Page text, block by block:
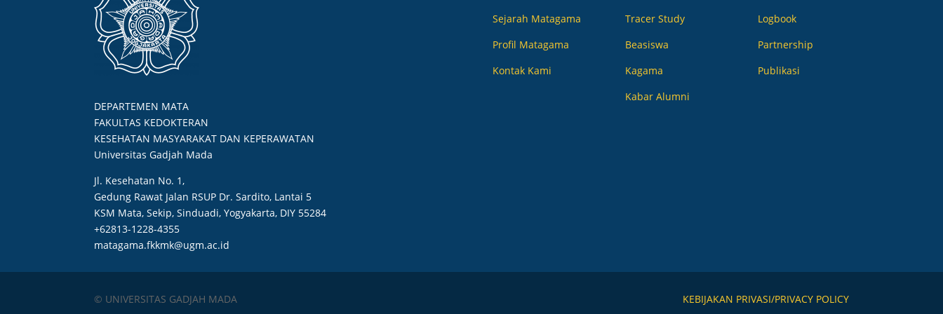
DEPARTEMEN MATA
FAKULTAS KEDOKTERAN
KESEHATAN MASYARAKAT DAN KEPERAWATAN
Universitas Gadjah Mada
Jl. Kesehatan No. 1,
Gedung Rawat Jalan RSUP Dr. Sardito, Lantai 5
KSM Mata, Sekip, Sinduadi, Yogyakarta, DIY 55284
+62813-1228-4355
matagama.fkkmk@ugm.ac.id
Sejarah Matagama
Profil Matagama
Kontak Kami
Tracer Study
Beasiswa
Kagama
Kabar Alumni
Logbook
Partnership
Publikasi
© UNIVERSITAS GADJAH MADA KEBIJAKAN PRIVASI/PRIVACY POLICY